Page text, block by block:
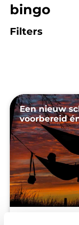
bingo
Filters
Een nieuw
voorbereid